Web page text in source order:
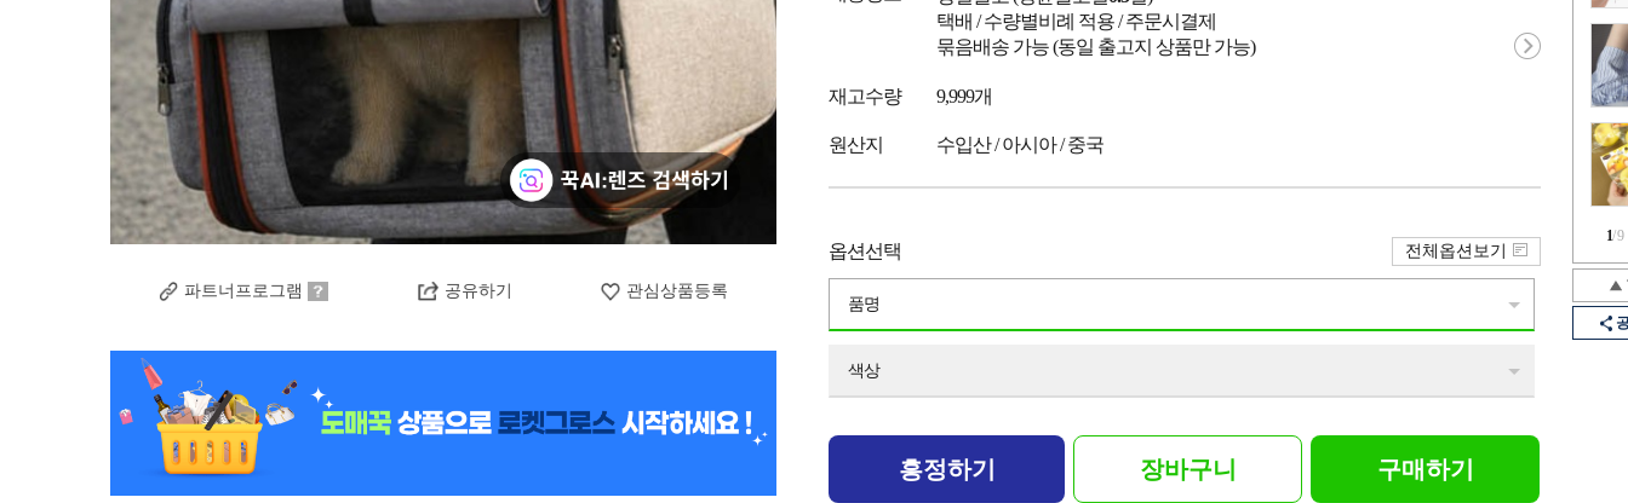
1/9
파트너프로그램 공유하기 관심상품등록
택배 / 수량별비례 적용 / 주문시결제
묶음배송 가능 (동일 출고지 상품만 가능)
재고수량 9,999개
원산지 수입산 / 아시아 / 중국
옵션선택
품명
색상
전체옵션보기
흥정하기 장바구니 구매하기